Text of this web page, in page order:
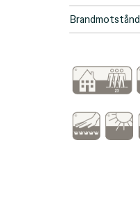
Brandmotstånd